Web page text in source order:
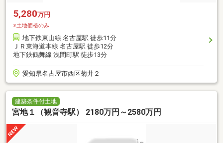
5,280万円
※土地価格のみ
地下鉄東山線 名古屋駅 徒歩11分
ＪＲ東海道本線 名古屋駅 徒歩12分
地下鉄鶴舞線 浅間町駅 徒歩13分
愛知県名古屋市西区菊井２
建築条件付土地
宮地１（観音寺駅） 2180万円～2580万円